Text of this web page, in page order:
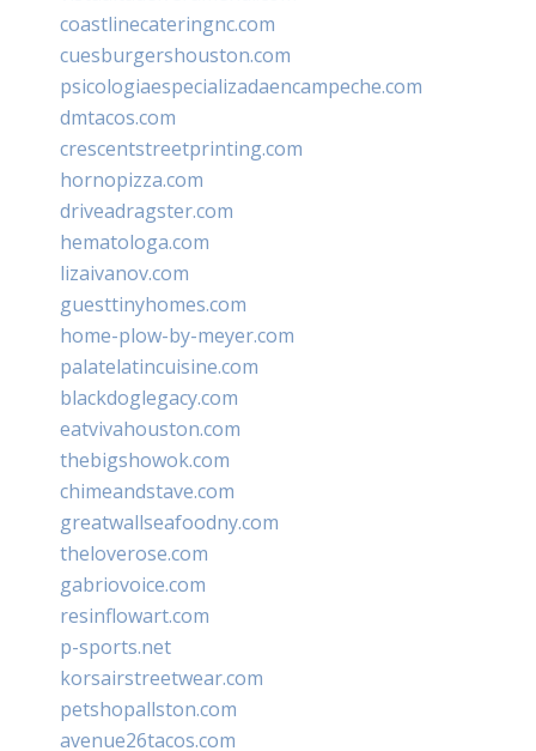
coastlinecateringnc.com
cuesburgershouston.com
psicologiaespecializadaencampeche.com
dmtacos.com
crescentstreetprinting.com
hornopizza.com
driveadragster.com
hematologa.com
lizaivanov.com
guesttinyhomes.com
home-plow-by-meyer.com
palatelatincuisine.com
blackdoglegacy.com
eatvivahouston.com
thebigshowok.com
chimeandstave.com
greatwallseafoodny.com
theloverose.com
gabriovoice.com
resinflowart.com
p-sports.net
korsairstreetwear.com
petshopallston.com
avenue26tacos.com